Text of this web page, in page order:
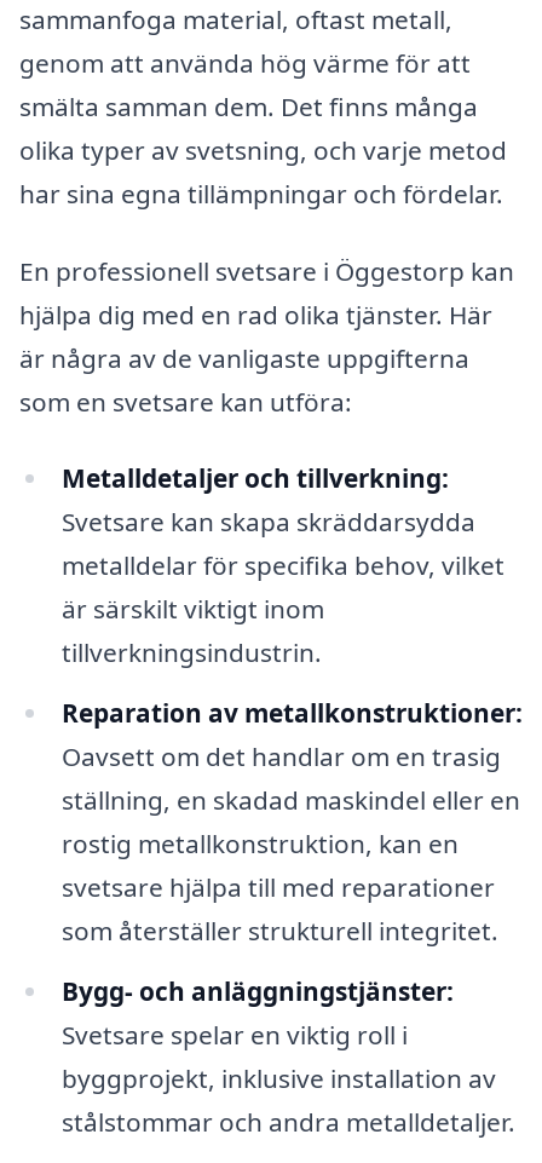
sammanfoga material, oftast metall,
genom att använda hög värme för att
smälta samman dem. Det finns många
olika typer av svetsning, och varje metod
har sina egna tillämpningar och fördelar.
En professionell svetsare i Öggestorp kan
hjälpa dig med en rad olika tjänster. Här
är några av de vanligaste uppgifterna
som en svetsare kan utföra:
Metalldetaljer och tillverkning:
Svetsare kan skapa skräddarsydda
metalldelar för specifika behov, vilket
är särskilt viktigt inom
tillverkningsindustrin.
Reparation av metallkonstruktioner:
Oavsett om det handlar om en trasig
ställning, en skadad maskindel eller en
rostig metallkonstruktion, kan en
svetsare hjälpa till med reparationer
som återställer strukturell integritet.
Bygg- och anläggningstjänster:
Svetsare spelar en viktig roll i
byggprojekt, inklusive installation av
stålstommar och andra metalldetaljer.